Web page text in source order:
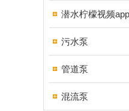
潜水柠檬视频
污水泵
管道泵
混流泵